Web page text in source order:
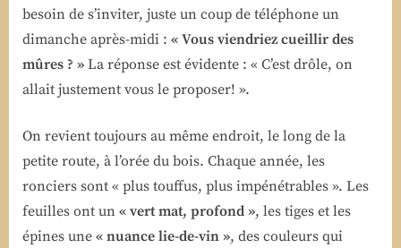
besoin de s’inviter, juste un coup de téléphone un
dimanche après-midi : « Vous viendriez cueillir des
mûres ? » La réponse est évidente : « C’est drôle, on
allait justement vous le proposer! ».
On revient toujours au même endroit, le long de la
petite route, à l’orée du bois. Chaque année, les
ronciers sont « plus touffus, plus impénétrables ». Les
feuilles ont un « vert mat, profond », les tiges et les
épines une « nuance lie-de-vin », des couleurs qui